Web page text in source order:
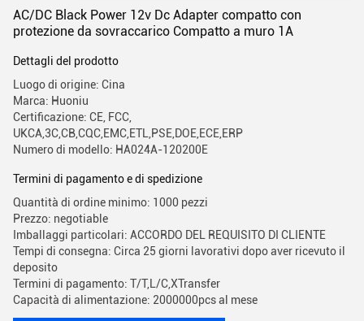
AC/DC Black Power 12v Dc Adapter compatto con
protezione da sovraccarico Compatto a muro 1A
Dettagli del prodotto
Luogo di origine: Cina
Marca: Huoniu
Certificazione: CE, FCC,
UKCA,3C,CB,CQC,EMC,ETL,PSE,DOE,ECE,ERP
Numero di modello: HA024A-120200E
Termini di pagamento e di spedizione
Quantità di ordine minimo: 1000 pezzi
Prezzo: negotiable
Imballaggi particolari: ACCORDO DEL REQUISITO DI CLIENTE
Tempi di consegna: Circa 25 giorni lavorativi dopo aver ricevuto il
deposito
Termini di pagamento: T/T,L/C,XTransfer
Capacità di alimentazione: 2000000pcs al mese